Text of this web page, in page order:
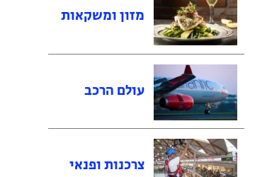
מזון ומשקאות
עולם הרכב
צרכנות ופנאי